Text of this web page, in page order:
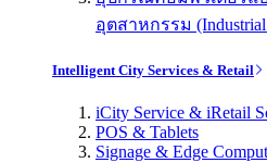
อุตสาหกรรม (Industrial
Intelligent City Services & Retail
iCity Service & iRetail
POS & Tablets
Signage & Edge